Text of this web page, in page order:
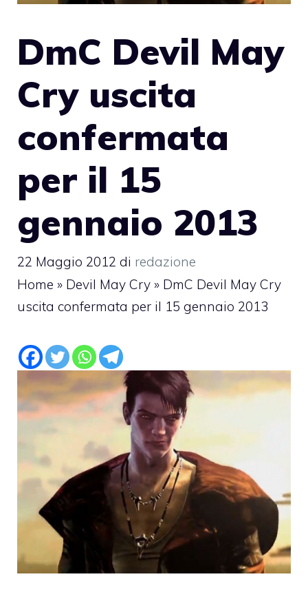
DmC Devil May
Cry uscita
confermata
per il 15
gennaio 2013
22 Maggio 2012 di redazione
Home » Devil May Cry » DmC Devil May Cry
uscita confermata per il 15 gennaio 2013